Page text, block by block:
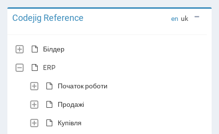
Codejig Reference en uk
Білдер
ERP
Початок роботи
Продажі
Купівля